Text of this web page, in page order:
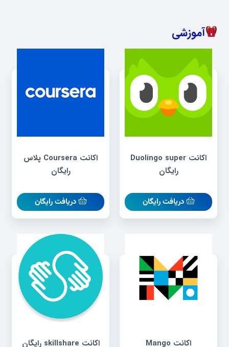
آموزشی
اکانت Duolingo super
رایگان
دریافت رایگان
اکانت Coursera پلاس
رایگان
دریافت رایگان
اکانت Mango اکانت skillshare رایگان